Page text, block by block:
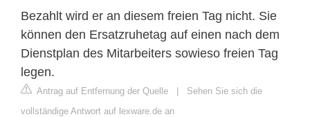
Bezahlt wird er an diesem freien Tag nicht. Sie
können den Ersatzruhetag auf einen nach dem
Dienstplan des Mitarbeiters sowieso freien Tag
legen.
Antrag auf Entfernung der Quelle | Sehen Sie sich die
vollständige Antwort auf lexware.de an